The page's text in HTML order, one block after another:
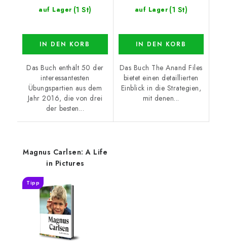
auf Lager (1 St)
IN DEN KORB
Das Buch enthält 50 der
interessantesten
Übungspartien aus dem
Jahr 2016, die von drei
der besten...
auf Lager (1 St)
IN DEN KORB
Das Buch The Anand Files
bietet einen detaillierten
Einblick in die Strategien,
mit denen...
Magnus Carlsen: A Life
in Pictures
Tipp